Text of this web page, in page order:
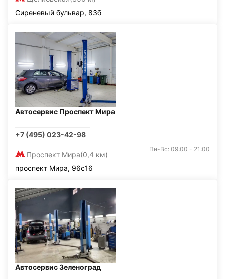
Сиреневый бульвар, 83б
Автосервис Проспект Мира
+7 (495) 023-42-98
Проспект Мира(0,4 км)
Пн-Вс: 09:00 - 21:00
проспект Мира, 96с16
Автосервис Зеленоград